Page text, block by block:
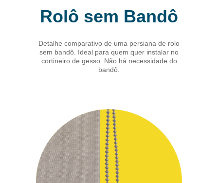
Rolô sem Bandô
Detalhe comparativo de uma persiana de rolo
sem bandô. Ideal para quem quer instalar no
cortineiro de gesso. Não há necessidade do
bandô.